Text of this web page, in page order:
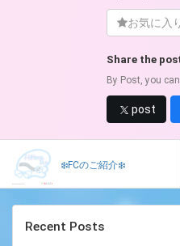
お気に入
Share the
By Post, you
post
❄️FCのご紹介❄️
Recent Posts